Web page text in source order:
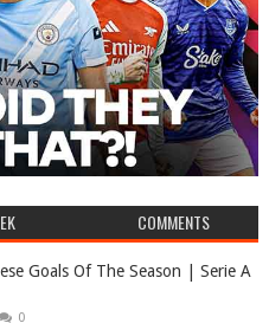
COMMENTS
Goals Of The Season | Serie A
0